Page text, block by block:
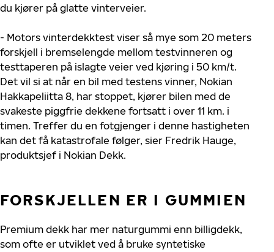
du kjører på glatte vinterveier.
- Motors vinterdekktest viser så mye som 20 meters
forskjell i bremselengde mellom testvinneren og
testtaperen på islagte veier ved kjøring i 50 km/t.
Det vil si at når en bil med testens vinner, Nokian
Hakkapeliitta 8, har stoppet, kjører bilen med de
svakeste piggfrie dekkene fortsatt i over 11 km. i
timen. Treffer du en fotgjenger i denne hastigheten
kan det få katastrofale følger, sier Fredrik Hauge,
produktsjef i Nokian Dekk.
FORSKJELLEN ER I GUMMIEN
Premium dekk har mer naturgummi enn billigdekk,
som ofte er utviklet ved å bruke syntetiske